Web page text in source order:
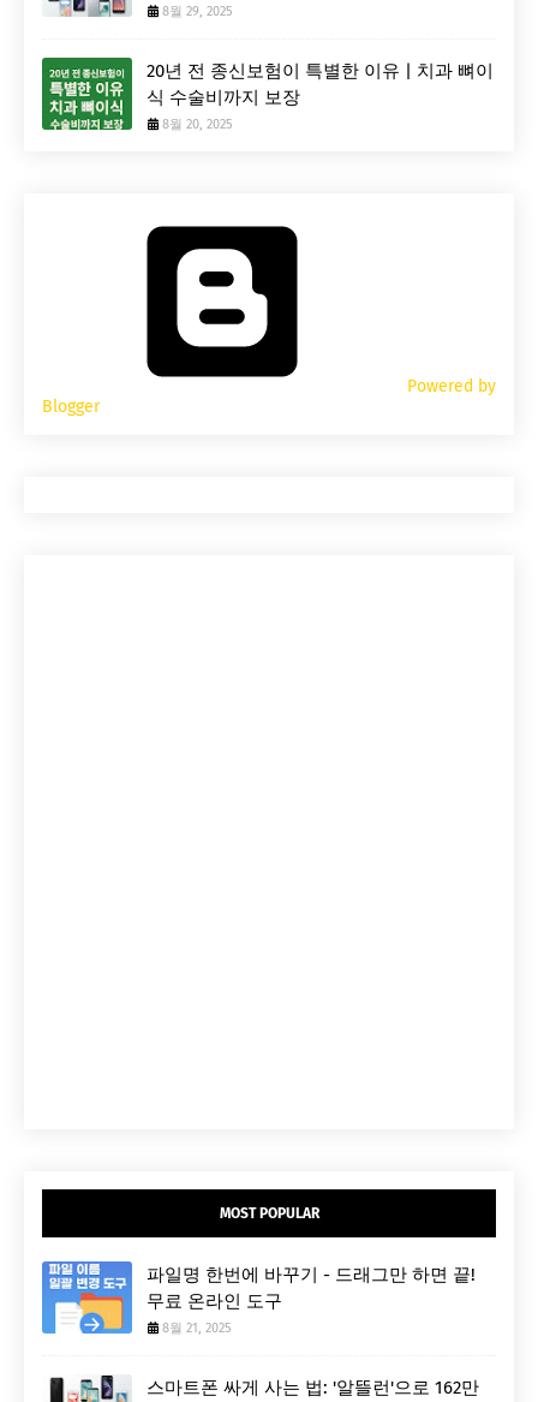
8월 29, 2025
20년 전 종신보험이 특별한 이유 | 치과 뼈이
식 수술비까지 보장
8월 20, 2025
Powered by
Blogger
MOST POPULAR
파일명 한번에 바꾸기 - 드래그만 하면 끝!
무료 온라인 도구
8월 21, 2025
스마트폰 싸게 사는 법: '알뜰런'으로 162만